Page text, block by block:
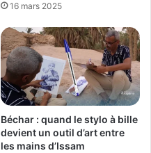
16 mars 2025
Béchar : quand le stylo à bille
devient un outil d’art entre
les mains d’Issam